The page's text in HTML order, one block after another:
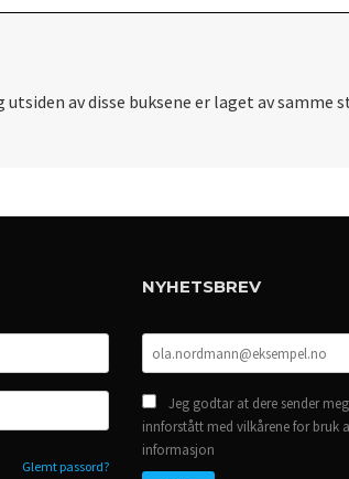
av disse buksene er laget av
Glemt passord?
NYHETSBREV
Jeg godtar at dere sender
innforstått med vilkårene for bruk
informasjon